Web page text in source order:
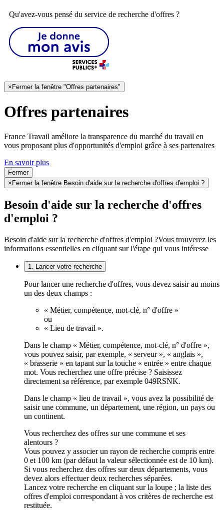
Qu'avez-vous pensé du service de recherche d'offres ?
× Fermer la fenêtre "Offres partenaires"
Offres partenaires
France Travail améliore la transparence du marché du travail en
vous proposant plus d'opportunités d'emploi grâce à ses partenaires
En savoir plus
Fermer
× Fermer la fenêtre Besoin d'aide sur la recherche d'offres d'emploi ?
Besoin d'aide sur la recherche d'offres
d'emploi ?
Besoin d'aide sur la recherche d'offres d'emploi ?Vous trouverez les
informations essentielles en cliquant sur l'étape qui vous intéresse
1. Lancer votre recherche
Pour lancer une recherche d'offres, vous devez saisir au moins
un des deux champs :
« Métier, compétence, mot-clé, n° d'offre »
ou
« Lieu de travail ».
Dans le champ « Métier, compétence, mot-clé, n° d'offre »,
vous pouvez saisir, par exemple, « serveur », « anglais »,
« brasserie » en tapant sur la touche « entrée » entre chaque
mot. Vous recherchez une offre précise ? Saisissez
directement sa référence, par exemple 049RSNK.
Dans le champ « lieu de travail », vous avez la possibilité de
saisir une commune, un département, une région, un pays ou
un continent.
Vous recherchez des offres sur une commune et ses
alentours ?
Vous pouvez y associer un rayon de recherche compris entre
0 et 100 km (par défaut la valeur sélectionnée est de 10 km).
Si vous recherchez des offres sur deux départements, vous
devez alors effectuer deux recherches séparées.
Lancez votre recherche en cliquant sur la loupe ; la liste des
offres d'emploi correspondant à vos critères de recherche est
restituée.